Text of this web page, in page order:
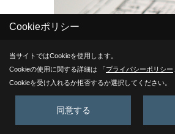
Cookieポリシー
当サイトではCookieを使用します。
Cookieの使用に関する詳細は 「プライバシーポリシー
Cookieを受け入れるか拒否するか選択してください。
同意する